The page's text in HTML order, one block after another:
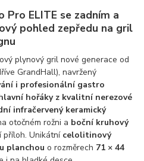
plynový gril nové generace od
GrandHall), navržený
i profesionální gastro
hořáky z kvalitní nerezové
infračervený keramický
otočném rožni a boční kruhový
příloh. Unikátní celolitinový
planchou o rozměrech 71 × 44